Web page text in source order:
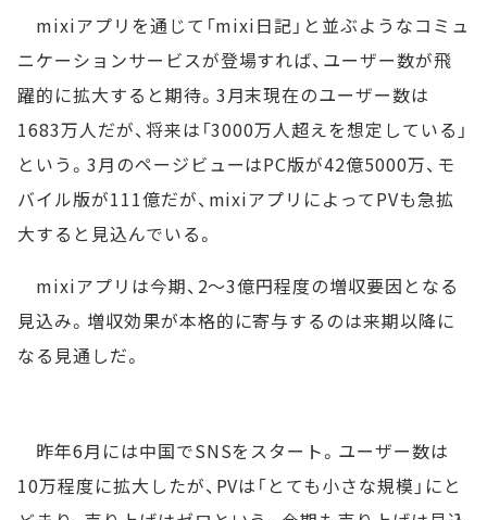
mixiアプリを通じて「mixi日記」と並ぶようなコミュ
ニケーションサービスが登場すれば、ユーザー数が飛
躍的に拡大すると期待。3月末現在のユーザー数は
1683万人だが、将来は「3000万人超えを想定している」
という。3月のページビューはPC版が42億5000万、モ
バイル版が111億だが、mixiアプリによってPVも急拡
大すると見込んでいる。
mixiアプリは今期、2～3億円程度の増収要因となる
見込み。増収効果が本格的に寄与するのは来期以降に
なる見通しだ。
昨年6月には中国でSNSをスタート。ユーザー数は
10万程度に拡大したが、PVは「とても小さな規模」にと